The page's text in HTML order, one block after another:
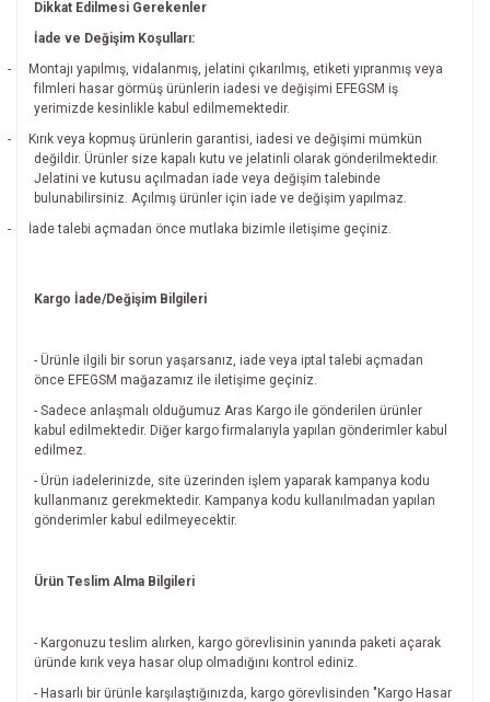
Dikkat Edilmesi Gerekenler
İade ve Değişim Koşulları:
-
Montajı yapılmış, vidalanmış, jelatini çıkarılmış, etiketi yıpranmış veya
filmleri hasar görmüş ürünlerin iadesi ve değişimi EFEGSM iş
yerimizde kesinlikle kabul edilmemektedir.
-
Kırık veya kopmuş ürünlerin garantisi, iadesi ve değişimi mümkün
değildir. Ürünler size kapalı kutu ve jelatinli olarak gönderilmektedir.
Jelatini ve kutusu açılmadan iade veya değişim talebinde
bulunabilirsiniz. Açılmış ürünler için iade ve değişim yapılmaz.
-
İade talebi açmadan önce mutlaka bizimle iletişime geçiniz.
Kargo İade/Değişim Bilgileri
- Ürünle ilgili bir sorun yaşarsanız, iade veya iptal talebi açmadan
önce EFEGSM mağazamız ile iletişime geçiniz.
- Sadece anlaşmalı olduğumuz Aras Kargo ile gönderilen ürünler
kabul edilmektedir. Diğer kargo firmalarıyla yapılan gönderimler kabul
edilmez.
- Ürün iadelerinizde, site üzerinden işlem yaparak kampanya kodu
kullanmanız gerekmektedir. Kampanya kodu kullanılmadan yapılan
gönderimler kabul edilmeyecektir.
Ürün Teslim Alma Bilgileri
- Kargonuzu teslim alırken, kargo görevlisinin yanında paketi açarak
üründe kırık veya hasar olup olmadığını kontrol ediniz.
- Hasarlı bir ürünle karşılaştığınızda, kargo görevlisinden "Kargo Hasar